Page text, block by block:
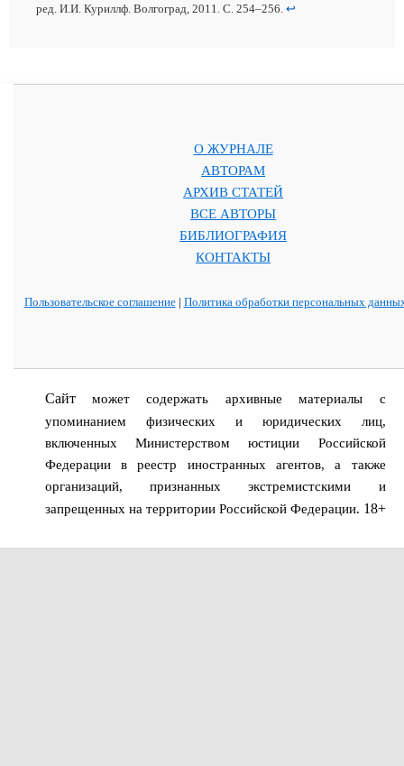
ред. И.И. Куриллф. Волгоград, 2011. С. 254–256. ↩
О ЖУРНАЛЕ
АВТОРАМ
АРХИВ СТАТЕЙ
ВСЕ АВТОРЫ
БИБЛИОГРАФИЯ
КОНТАКТЫ
Пользовательское соглашение| Политика обработки персональных
Сайтможет содержать архивные материалы с
упоминанием физических и юридических лиц,
включенных Министерством юстиции Российской
Федерации в реестр иностранных агентов, а также
организаций, признанных экстремистскими и
запрещенных на территории Российской Федерации. 18+